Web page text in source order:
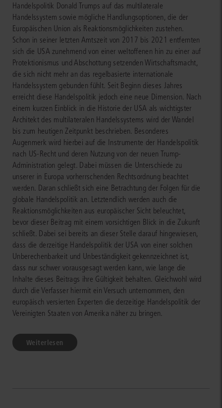
Handelspolitik Donald Trumps auf das multilaterale
Handelssystem sowie mögliche Handlungsoptionen, die der
Europäischen Union als Reaktionsmöglichkeiten zustehen.
Schon in seiner letzten Amtszeit von 2017 bis 2021 entfernten
sich die USA zunehmend von einer weltoffenen hin zu einer auf
Protektionismus und Abschottung setzenden Wirtschaftsmacht,
die sich nicht mehr an das regelbasierte internationale
Handelssystem gebunden fühlt. Seit Beginn dieses Jahres
erreicht diese Handelspolitik jedoch eine neue Dimension. Nach
einem kurzen Einblick in die Historie der USA als wichtigster
Architekt des multilateralen Handelssystems wird der Wandel
bis zum heutigen Zeitpunkt beschrieben. Besonderes
Augenmerk wird hierbei auf die Instrumente der Handelspolitik
nach US-Recht und deren Nutzung von der neuen Trump-
Administration gelegt. Dabei müssen die Unterschiede zu
unserer in Europa vorherrschenden Rechtsordnung beachtet
werden. Daran schließt sich eine Betrachtung der Folgen für die
globale Handelspolitik an. Letztendlich werden auch die
Reaktionsmöglichkeiten aus europäischer Sicht beleuchtet,
bevor dieser Beitrag mit einem vorsichtigen Blick in die Zukunft
schließt. Dabei sei bereits an dieser Stelle darauf hingewiesen,
dass die derzeitige Handelspolitik der USA von einer solchen
Unberechenbarkeit und Unbeständigkeit gekennzeichnet ist,
dass nur schwer vorausgesagt werden kann, wie lange die
Inhalte dieses Beitrags ihre Gültigkeit behalten. Gleichwohl wird
durch die Verfasser hiermit ein Versuch unternommen, den
europäisch versierten Experten die derzeitige Handelspolitik der
Vereinigten Staaten von Amerika näher zu bringen.
Weiterlesen